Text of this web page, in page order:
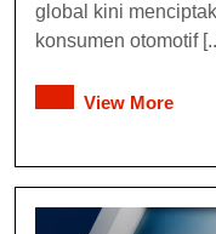
global kini
konsumen otomotif
View More